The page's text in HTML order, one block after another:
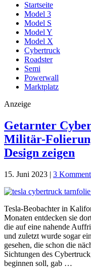
Startseite
Model 3
Model S
Model Y
Model X
Cybertruck
Roadster
Semi
Powerwall
Marktplatz
Anzeige
Getarnter
Militär-
Design zeigen
15. Juni 2023 | 3
Tesla-Beobachter in
Monaten entdecken sie
die auf eine nahende
und zuletzt wurde sogar
gesehen, die schon die
Sichtungen des
beginnen soll, gab …